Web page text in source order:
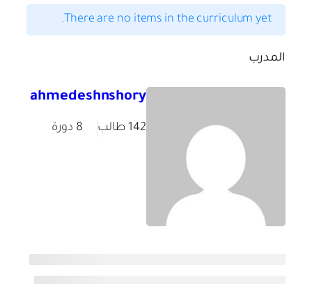
There are no items in the curriculum yet.
المدرب
ahmedeshnshory
142 طالب 8 دورة